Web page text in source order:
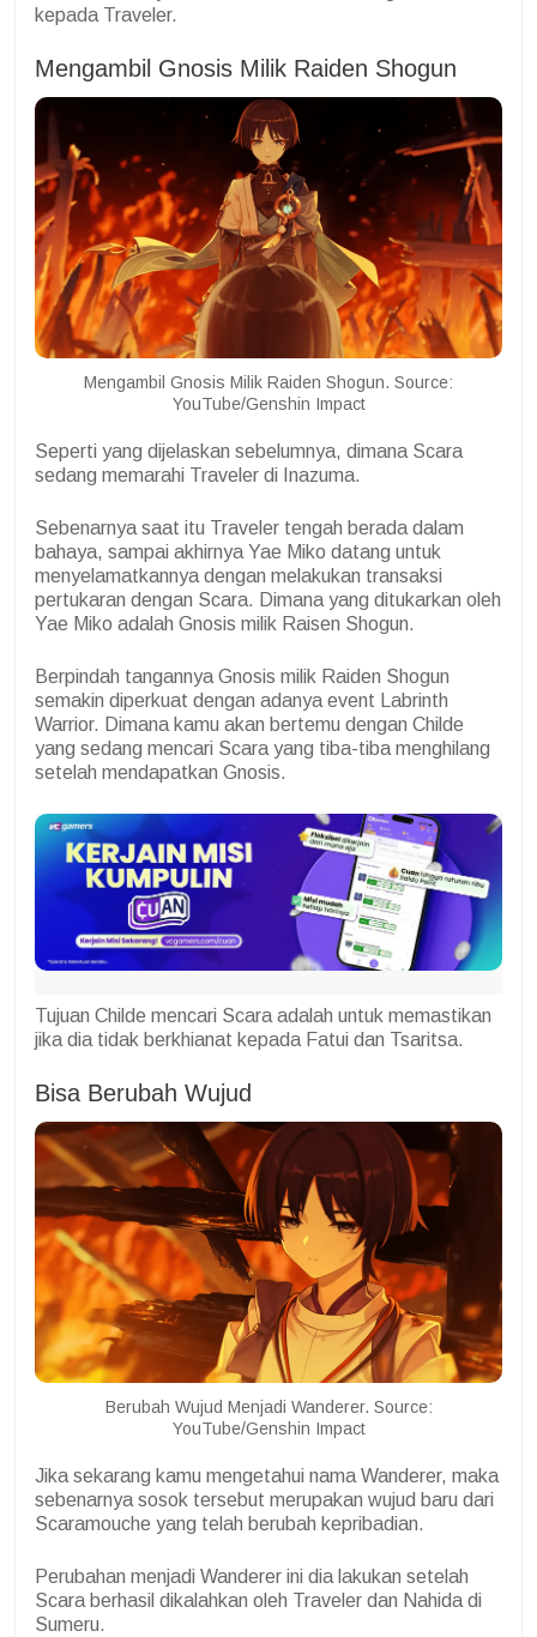
kepada Traveler.
Mengambil Gnosis Milik Raiden Shogun
Mengambil Gnosis Milik Raiden Shogun. Source:
YouTube/Genshin Impact
Seperti yang dijelaskan sebelumnya, dimana Scara
sedang memarahi Traveler di Inazuma.
Sebenarnya saat itu Traveler tengah berada dalam
bahaya, sampai akhirnya Yae Miko datang untuk
menyelamatkannya dengan melakukan transaksi
pertukaran dengan Scara. Dimana yang ditukarkan oleh
Yae Miko adalah Gnosis milik Raisen Shogun.
Berpindah tangannya Gnosis milik Raiden Shogun
semakin diperkuat dengan adanya event Labrinth
Warrior. Dimana kamu akan bertemu dengan Childe
yang sedang mencari Scara yang tiba-tiba menghilang
setelah mendapatkan Gnosis.
Tujuan Childe mencari Scara adalah untuk memastikan
jika dia tidak berkhianat kepada Fatui dan Tsaritsa.
Bisa Berubah Wujud
Berubah Wujud Menjadi Wanderer. Source:
YouTube/Genshin Impact
Jika sekarang kamu mengetahui nama Wanderer, maka
sebenarnya sosok tersebut merupakan wujud baru dari
Scaramouche yang telah berubah kepribadian.
Perubahan menjadi Wanderer ini dia lakukan setelah
Scara berhasil dikalahkan oleh Traveler dan Nahida di
Sumeru.